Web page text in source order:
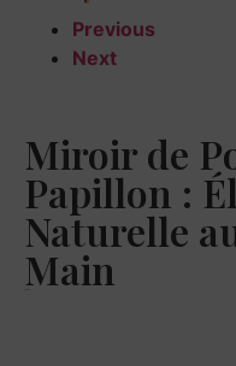
Previous
Next
Miroir de
Papillon :
Naturelle
Main